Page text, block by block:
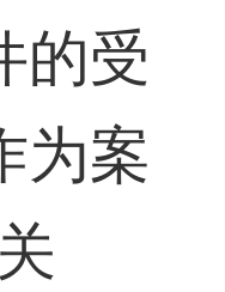
的受
为案